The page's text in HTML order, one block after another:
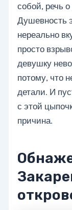
собой, речь
Душевность
нереально
просто
девушку
потому, что
детали. И
с этой
причина.